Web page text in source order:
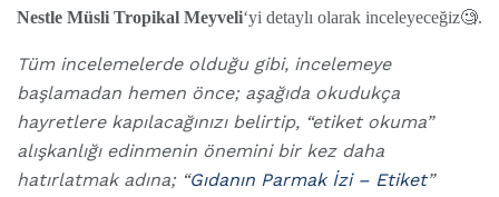
Nestle Müsli Tropikal Meyveli‘yi detaylı olarak inceleyeceğiz🧐.
Tüm incelemelerde olduğu gibi, incelemeye
başlamadan hemen önce; aşağıda okudukça
hayretlere kapılacağınızı belirtip, “etiket okuma”
alışkanlığı edinmenin önemini bir kez daha
hatırlatmak adına; “Gıdanın Parmak İzi – Etiket”